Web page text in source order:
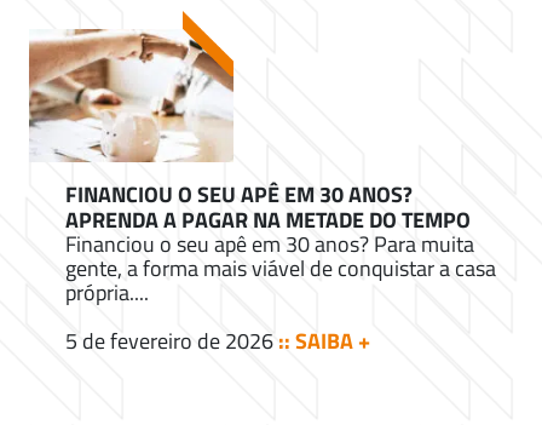
FINANCIOU O SEU APÊ EM 30 ANOS?
APRENDA A PAGAR NA METADE DO TEMPO
Financiou o seu apê em 30 anos? Para muita
gente, a forma mais viável de conquistar a casa
própria....
5 de fevereiro de 2026:: SAIBA +